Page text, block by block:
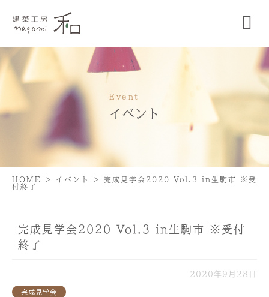
Event
イベント
HOME > イベント > 完成見学会2020 Vol.3 in生駒市 ※受
付終了
完成見学会2020 Vol.3 in生駒市 ※受付
終了
2020年9月28日
完成見学会